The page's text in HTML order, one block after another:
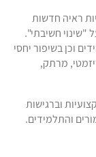
ראיה חדשות
"שינוי חשיבתי".
וכן בשיפור יחסי
מרתק,
וברגישות
והתלמידים.